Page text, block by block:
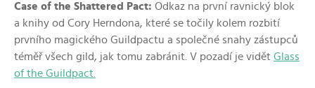
Case of the Shattered Pact: Odkaz na první ravnický blok
a knihy od Cory Herndona, které se točily kolem rozbití
prvního magického Guildpactu a společné snahy zástupců
téměř všech gild, jak tomu zabránit. V pozadí je vidět Glass
of the Guildpact.